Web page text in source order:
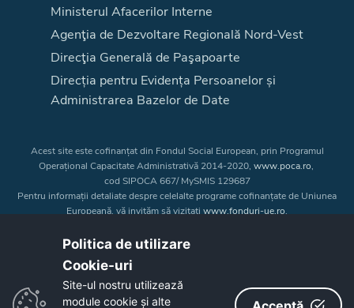
Ministerul Afacerilor Interne
Agenţia de Dezvoltare Regională Nord-Vest
Direcţia Generală de Paşapoarte
Direcția pentru Evidența Persoanelor și
Administrarea Bazelor de Date
Acest site este cofinanțat din Fondul Social European, prin Programul
Operațional Capacitate Administrativă 2014-2020, www.poca.ro,
cod SIPOCA 667/ MySMIS 129687
Pentru informații detaliate despre celelalte programe cofinanțate de Uniunea
Europeană, vă invităm să vizitați www.fonduri-ue.ro.
a Uniunii Europene. Întreaga responsabilitate asupra
Copyright © 2026 - Consiliul Judeţean Bistrița-Năsăud
Politica de utilizare
Cookie-uri‎
Site-ul nostru utilizează
module cookie și alte